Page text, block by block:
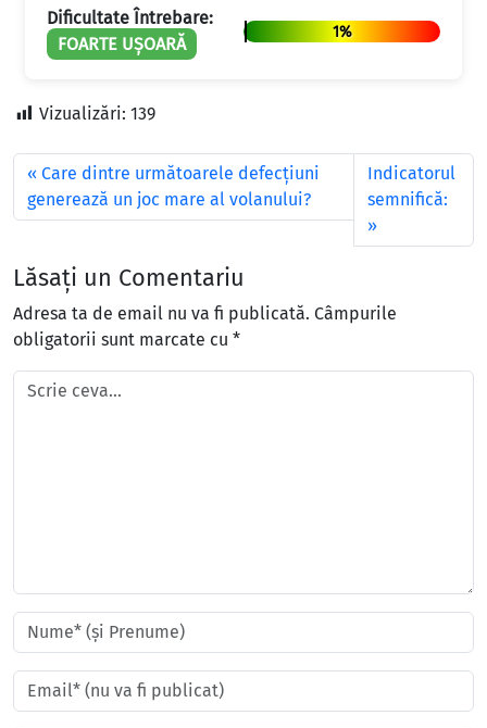
Dificultate Întrebare:
FOARTE UȘOARĂ
1%
Vizualizări: 139
Care dintre următoarele defecţiuni
generează un joc mare al volanului?
Indicatorul
semnifică:
Lăsați un Comentariu
Adresa ta de email nu va fi publicată. Câmpurile
obligatorii sunt marcate cu *